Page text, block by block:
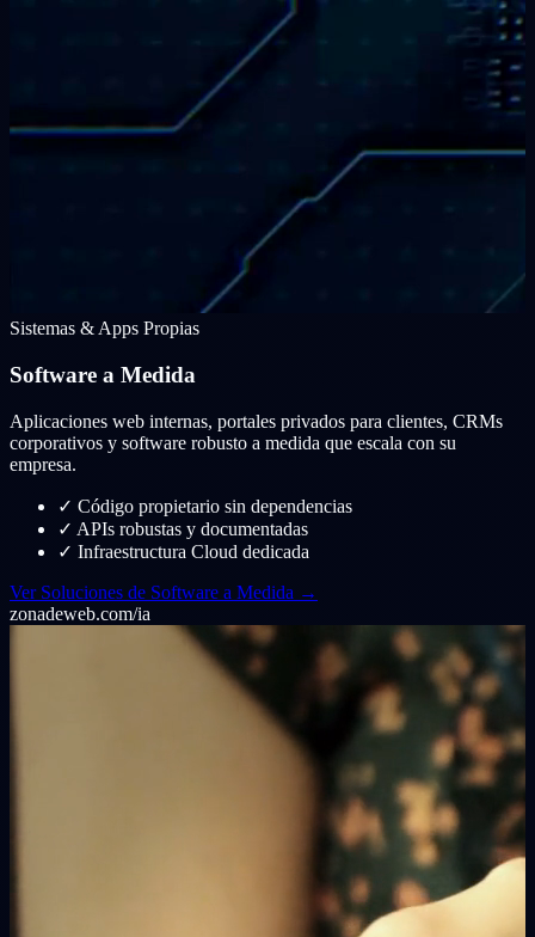
Sistemas & Apps Propias
Software a Medida
Aplicaciones web internas, portales privados para clientes, CRMs
corporativos y software robusto a medida que escala con su
empresa.
✓ Código propietario sin dependencias
✓ APIs robustas y documentadas
✓ Infraestructura Cloud dedicada
Ver Soluciones de Software a Medida →
zonadeweb.com/ia